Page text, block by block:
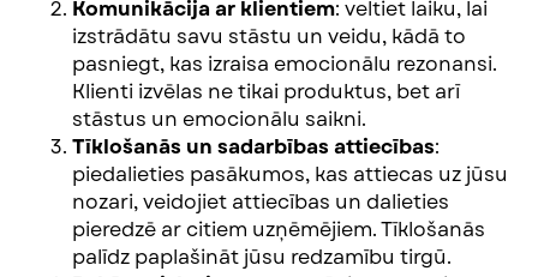
Komunikācija ar klientiem: veltiet laiku, lai
izstrādātu savu stāstu un veidu, kādā to
pasniegt, kas izraisa emocionālu rezonansi.
Klienti izvēlas ne tikai produktus, bet arī
stāstus un emocionālu saikni.
Tīklošanās un sadarbības attiecības:
piedalieties pasākumos, kas attiecas uz jūsu
nozari, veidojiet attiecības un dalieties
pieredzē ar citiem uzņēmējiem. Tīklošanās
palīdz paplašināt jūsu redzamību tirgū.